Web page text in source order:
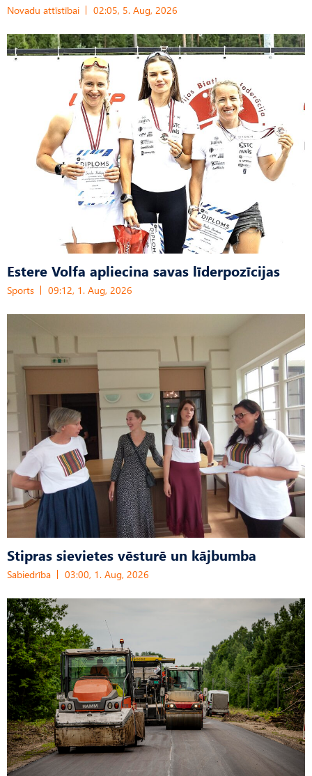
Novadu attīstībai 02:05, 5. Aug, 2026
Estere Volfa apliecina savas līderpozīcijas
Sports 09:12, 1. Aug, 2026
Stipras sievietes vēsturē un kājbumba
Sabiedrība 03:00, 1. Aug, 2026